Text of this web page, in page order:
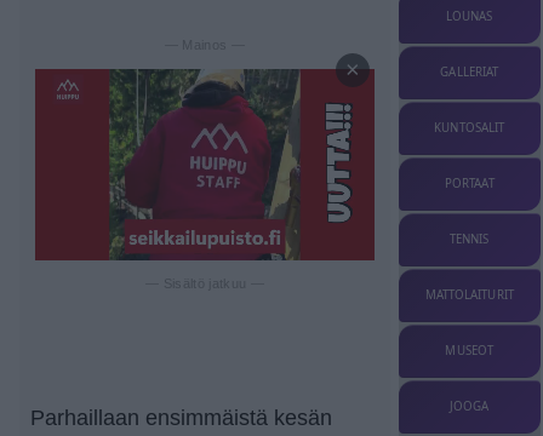
— Mainos —
×
Parhaillaan ensimmäistä kesän
LOUNAS
GALLERIAT
KUNTOSALIT
PORTAAT
TENNIS
MATTOLAITURIT
MUSEOT
JOOGA